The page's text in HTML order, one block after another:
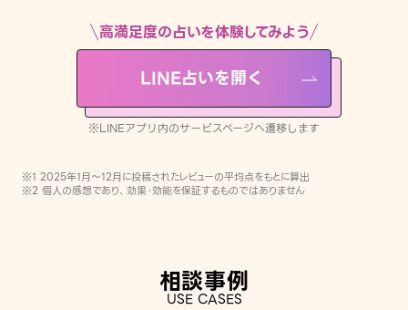
※LINEアプリ内のサービスページへ遷移します
高満足度の占いを体験してみよう
LINE占いを開く
※LINEアプリ内のサービスページへ遷移します
※1 2025年1月〜12月に投稿されたレビューの平均点をもとに算出
※2 個人の感想であり、効果・効能を保証するものではありません
相談事例
USE CASES